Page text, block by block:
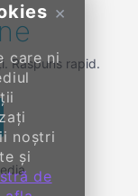
×
care ni
noștri
și
de
Răspuns rapid.